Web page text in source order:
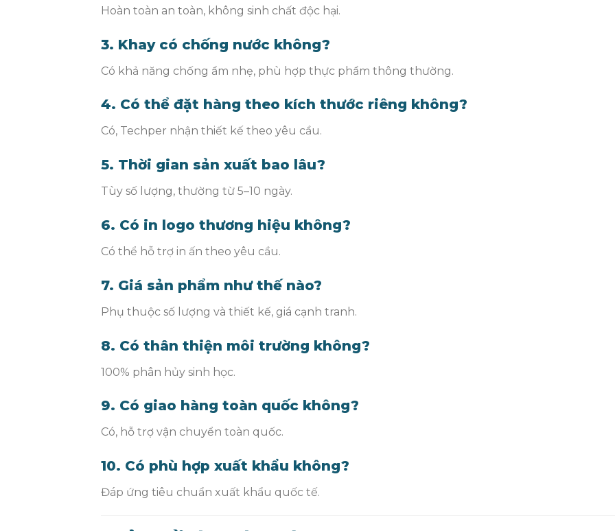
Hoàn toàn an toàn, không sinh chất độc hại.
3. Khay có chống nước không?
Có khả năng chống ẩm nhẹ, phù hợp thực phẩm thông thường.
4. Có thể đặt hàng theo kích thước riêng không?
Có, Techper nhận thiết kế theo yêu cầu.
5. Thời gian sản xuất bao lâu?
Tùy số lượng, thường từ 5–10 ngày.
6. Có in logo thương hiệu không?
Có thể hỗ trợ in ấn theo yêu cầu.
7. Giá sản phẩm như thế nào?
Phụ thuộc số lượng và thiết kế, giá cạnh tranh.
8. Có thân thiện môi trường không?
100% phân hủy sinh học.
9. Có giao hàng toàn quốc không?
Có, hỗ trợ vận chuyển toàn quốc.
10. Có phù hợp xuất khẩu không?
Đáp ứng tiêu chuẩn xuất khẩu quốc tế.